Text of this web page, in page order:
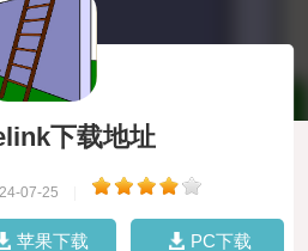
下载地址
07-25
苹果下载 PC下载